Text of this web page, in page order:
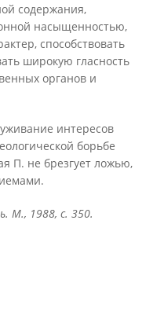
содержания,
насыщенностью,
способствовать
широкую гласность
органов и
интересов
борьбе
П. не брезгует ложью,
М., 1988, с. 350.